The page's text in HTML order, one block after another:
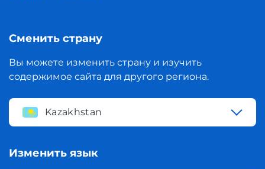
Сменить страну
Вы можете изменить страну и изучить
содержимое сайта для другого региона.
Kazakhstan
Изменить язык